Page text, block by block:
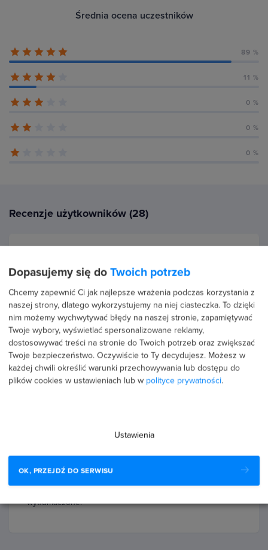
Średnia ocena uczestników
89 %
11 %
0 %
0 %
0 %
Recenzje użytkowników (28)
Sandra Raczkowska
PROFIL PUBLICZNY
5.0
Super
5.0
wytłumaczone.
Dopasujemy się do Twoich potrzeb
Chcemy zapewnić Ci jak najlepsze wrażenia podczas korzystania z
naszej strony, dlatego wykorzystujemy na niej ciasteczka. To dzięki
nim możemy wychwytywać błędy na naszej stronie, zapamiętywać
Twoje wybory, wyświetlać spersonalizowane reklamy,
dostosowywać treści na stronie do Twoich potrzeb oraz zwiększać
Twoje bezpieczeństwo. Oczywiście to Ty decydujesz. Możesz w
każdej chwili określić warunki przechowywania lub dostępu do
plików cookies w ustawieniach lub w polityce prywatności.
Ustawienia
OK, PRZEJDŹ DO SERWISU